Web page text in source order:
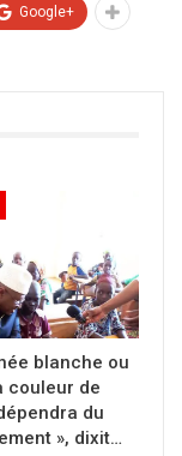
armés
Google+
blanche ou
couleur de
du
», dixit…